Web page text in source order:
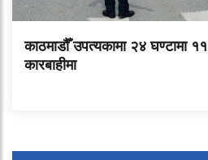
काठमाडौँ उपत्यकामा २४ घण्टामा
कारबाहीमा